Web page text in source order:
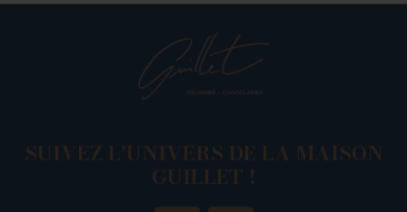
SUIVEZ L’UNIVERS DE LA MAISON
GUILLET !